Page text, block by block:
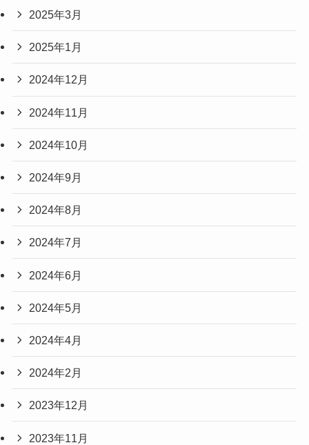
2025年3月
2025年1月
2024年12月
2024年11月
2024年10月
2024年9月
2024年8月
2024年7月
2024年6月
2024年5月
2024年4月
2024年2月
2023年12月
2023年11月